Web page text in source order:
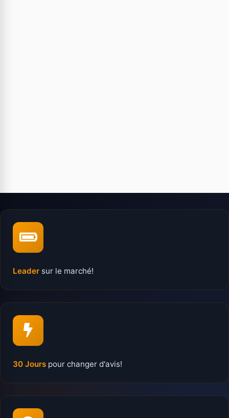
Leader sur le marché!
30 Jours pour changer d'avis!